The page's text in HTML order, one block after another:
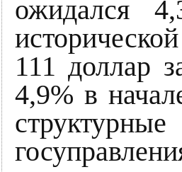
ожидался
111 доллар
4,9% в